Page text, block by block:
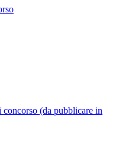
concorso (da pubblicare in